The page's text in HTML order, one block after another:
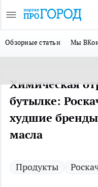
Обзорные статьи Мы
Химическая
бутылке:
худшие бренды
масла
Продукты